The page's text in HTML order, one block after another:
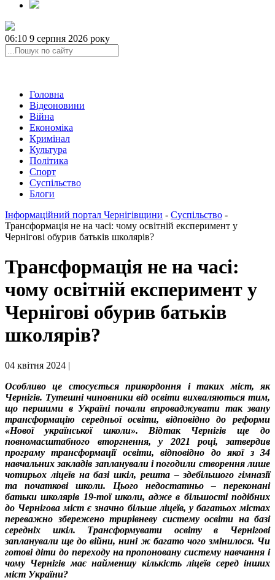
06:10 9 серпня 2026 року
Головна
Відеоновини
Війна
Економіка
Кримінал
Культура
Політика
Спорт
Суспільство
Блоги
Інформаційний портал Чернігівщини - Суспільство -
Трансформація не на часі: чому освітній експеримент у
Чернігові обурив батьків школярів?
Трансформація не на часі:
чому освітній експеримент у
Чернігові обурив батьків
школярів?
04 квітня 2024 |
Особливо це стосується прикордоння і таких міст, як
Чернігів. Тутешні чиновники від освіти вихваляються тим,
що першими в Україні почали впроваджувати так звану
трансформацію середньої освіти, відповідно до реформи
«Нової української школи». Відтак Чернігів ще до
повномасштабного вторгнення, у 2021 році, затвердив
програму трансформації освіти, відповідно до якої з 34
навчальних закладів запланували і погодили створення лише
чотирьох ліцеїв на базі шкіл, решта – здебільшого гімназії
та початкові школи. Цього недостатньо – переконані
батьки школярів 19-тої школи, адже в більшості подібних
до Чернігова міст є значно більше ліцеїв, у багатьох містах
переважно збережено трирівневу систему освіти на базі
середніх шкіл. Трансформувати освіту в Чернігові
запланували ще до війни, нині ж багато чого змінилося. Чи
готові діти до переходу на пропоновану систему навчання і
чому Чернігів має найменшу кількість ліцеїв серед інших
міст України?